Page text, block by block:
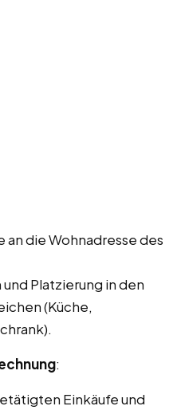
an die Wohnadresse des
Platzierung in den
(Küche,
:
Einkäufe und